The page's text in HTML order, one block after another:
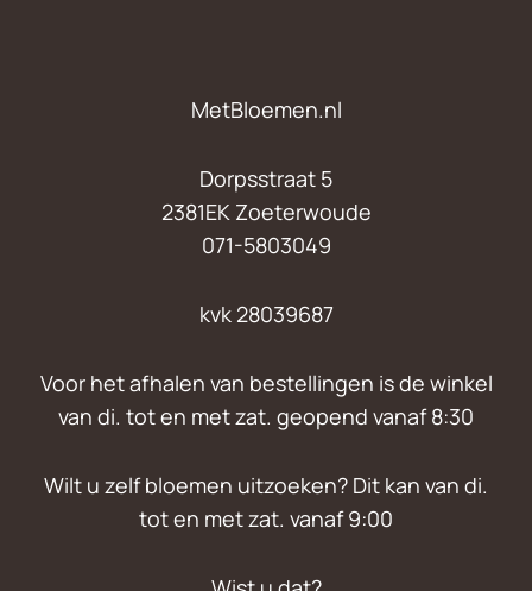
MetBloemen.nl
Dorpsstraat 5
2381EK Zoeterwoude
071-5803049
kvk 28039687
Voor het afhalen van bestellingen is de winkel
van di. tot en met zat. geopend vanaf 8:30
Wilt u zelf bloemen uitzoeken? Dit kan van di.
tot en met zat. vanaf 9:00